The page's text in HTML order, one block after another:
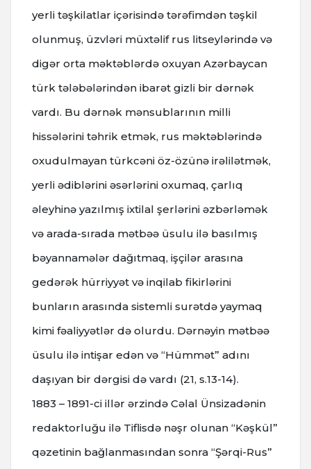
yerli təşkilatlar içərisində tərəfimdən təşkil
olunmuş, üzvləri müxtəlif rus litseylərində və
digər orta məktəblərdə oxuyan Azərbaycan
türk tələbələrindən ibarət gizli bir dərnək
vardı. Bu dərnək mənsublarının milli
hissələrini təhrik etmək, rus məktəblərində
oxudulmayan türkcəni öz-özünə irəlilətmək,
yerli ədiblərini əsərlərini oxumaq, çarlıq
əleyhinə yazılmış ixtilal şerlərini əzbərləmək
və arada-sırada mətbəə üsulu ilə basılmış
bəyannamələr dağıtmaq, işçilər arasına
gedərək hürriyyət və inqilab fikirlərini
bunların arasında sistemli surətdə yaymaq
kimi fəaliyyətlər də olurdu. Dərnəyin mətbəə
üsulu ilə intişar edən və “Hümmət” adını
daşıyan bir dərgisi də vardı (21, s.13-14).
1883 – 1891-ci illər ərzində Cəlal Ünsizadənin
redaktorluğu ilə Tiflisdə nəşr olunan “Kəşkül”
qəzetinin bağlanmasından sonra “Şərqi-Rus”